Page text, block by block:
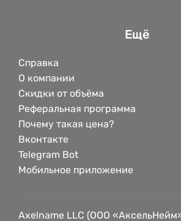
Ещё
Справка
О компании
Скидки от объёма
Реферальная программа
Почему такая цена?
Вконтакте
Telegram Bot
Мобильное приложение
Axelname LLC (ООО